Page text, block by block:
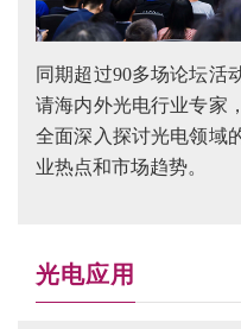
同期超过90多场论坛活
请海内外光电行业专家
全面深入探讨光电领域
业热点和市场趋势。
光电应用